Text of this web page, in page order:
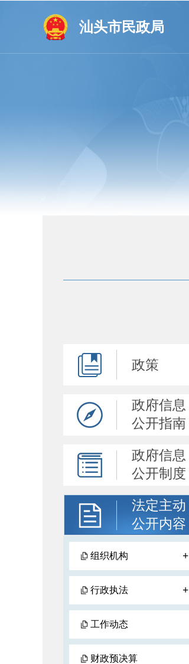
汕头市民政局
政策
政府信息
公开指南
政府信息
公开制度
法定主动
公开内容
组织机构 +
行政执法 +
工作动态
财政预决算